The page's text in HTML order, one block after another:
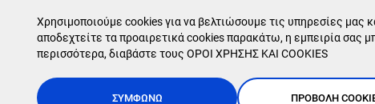
Χρησιμοποιούμε cookies για να βελτιώσουμε τις υπηρεσίες μας
αποδεχτείτε τα προαιρετικά cookies παρακάτω, η εμπειρία σας
περισσότερα, διαβάστε τους ΟΡΟΙ ΧΡΗΣΗΣ ΚΑΙ COOKIES
ΣΥΜΦΩΝΏ ΠΡΟΒΟΛΉ